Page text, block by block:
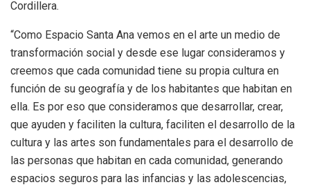
Cordillera.
“Como Espacio Santa Ana vemos en el arte un medio de
transformación social y desde ese lugar consideramos y
creemos que cada comunidad tiene su propia cultura en
función de su geografía y de los habitantes que habitan en
ella. Es por eso que consideramos que desarrollar, crear,
que ayuden y faciliten la cultura, faciliten el desarrollo de la
cultura y las artes son fundamentales para el desarrollo de
las personas que habitan en cada comunidad, generando
espacios seguros para las infancias y las adolescencias,